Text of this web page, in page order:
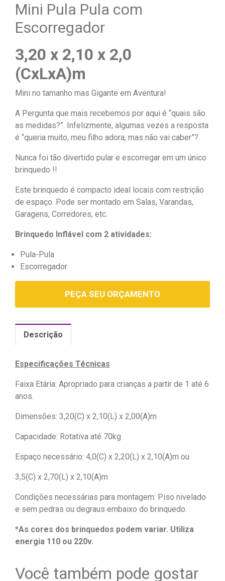
Mini Pula Pula com
Escorregador
3,20 x 2,10 x 2,0
(CxLxA)m
Mini no tamanho mas Gigante em Aventura!
A Pergunta que mais recebemos por aqui é “quais são
as medidas?”. Infelizmente, algumas vezes a resposta
é “queria muito, meu filho adora, mas não vai caber”?
Nunca foi tão divertido pular e escorregar em um único
brinquedo !!
Este brinquedo é compacto ideal locais com restrição
de espaço. Pode ser montado em Salas, Varandas,
Garagens, Corredores, etc.
Brinquedo Inflável com 2 atividades:
Pula-Pula
Escorregador
PEÇA SEU ORÇAMENTO
Descrição
Especificações Técnicas
Faixa Etária: Apropriado para crianças a partir de 1 até 6
anos.
Dimensões: 3,20(C) x 2,10(L) x 2,00(A)m
Capacidade: Rotativa até 70kg
Espaço necessário: 4,0(C) x 2,20(L) x 2,10(A)m ou
3,5(C) x 2,70(L) x 2,10(A)m
Condições necessárias para montagem: Piso nivelado
e sem pedras ou degraus embaixo do brinquedo.
*As cores dos brinquedos podem variar. Utiliza
energia 110 ou 220v.
Você também pode gostar